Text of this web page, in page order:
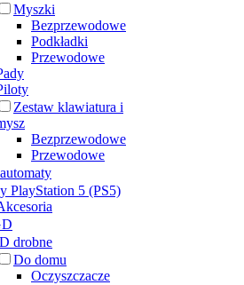
Myszki
Bezprzewodowe
Podkładki
Przewodowe
Zestaw klawiatura i
Bezprzewodowe
Przewodowe
PlayStation 5 (PS5)
drobne
Do domu
Oczyszczacze